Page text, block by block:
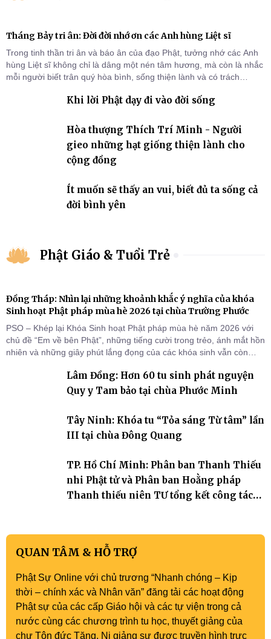
Tháng Bảy tri ân: Đời đời nhớ ơn các Anh hùng Liệt sĩ
Trong tinh thần tri ân và báo ân của đạo Phật, tưởng nhớ các Anh
hùng Liệt sĩ không chỉ là dâng một nén tâm hương, mà còn là nhắc
mỗi người biết trân quý hòa bình, sống thiện lành và có trách
Khi lời Phật dạy đi vào đời sống
Hòa thượng Thích Trí Minh - Người
gieo những hạt giống thiện lành cho
cộng đồng
Ít muốn sẽ thấy an vui, biết đủ ta sống cả
đời bình yên
Phật Giáo & Tuổi Trẻ
Đồng Tháp: Nhìn lại những khoảnh khắc ý nghĩa của khóa
Sinh hoạt Phật pháp mùa hè 2026 tại chùa Trường Phước
PSO – Khép lại Khóa Sinh hoạt Phật pháp mùa hè năm 2026 với
chủ đề “Em về bên Phật”, những tiếng cười trong trẻo, ánh mắt hồn
nhiên và những giây phút lắng đọng của các khóa sinh vẫn còn
Tháp). Những tuần tu học ngắn ngủi nhưng đã trở thành hành
trang quý báu, gieo những hạt giống thiện l
Lâm Đồng: Hơn 60 tu sinh phát nguyện
Quy y Tam bảo tại chùa Phước Minh
Tây Ninh: Khóa tu “Tỏa sáng Từ tâm” lần
III tại chùa Đông Quang
TP. Hồ Chí Minh: Phân ban Thanh Thiếu
nhi Phật tử và Phân ban Hoằng pháp
Thanh thiếu niên TƯ tổng kết công tác
QUAN TÂM & HỖ TRỢ
Phật Sự Online với chủ trương “Nhanh chóng – Kịp
thời – chính xác và Nhân văn” đăng tải các hoạt động
Phật sự của các cấp Giáo hội và các tự viện trong cả
nước cùng các chương trình tu học, thuyết giảng của
chư Tôn đức Tăng, Ni giảng sư được truyền hình trực